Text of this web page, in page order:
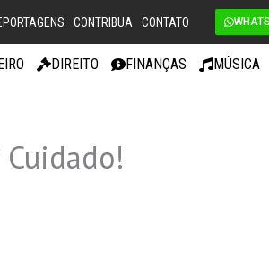
CONTRIBUA CONTATO
DIREITO FINANÇAS MÚSICA